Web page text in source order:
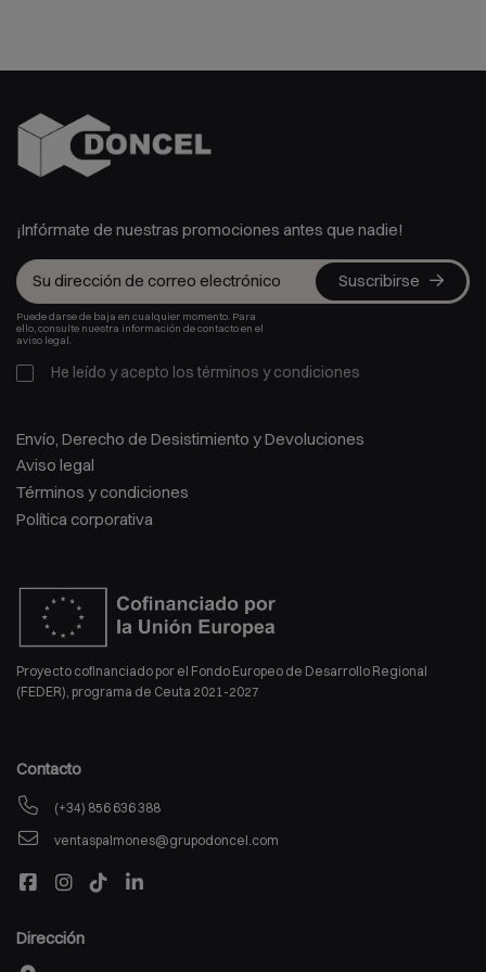
¡Infórmate de nuestras promociones antes que nadie!
Suscribirse
Puede darse de baja en cualquier momento. Para
ello, consulte nuestra información de contacto en el
aviso legal.
He leído y acepto los términos y condiciones
Envío, Derecho de Desistimiento y Devoluciones
Aviso legal
Términos y condiciones
Política corporativa
Proyecto cofinanciado por el Fondo Europeo de Desarrollo Regional
(FEDER), programa de Ceuta 2021-2027
Contacto
(+34) 856 636 388
ventaspalmones@grupodoncel.com
Dirección